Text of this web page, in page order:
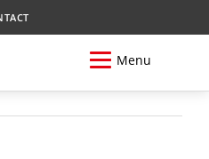
Menu